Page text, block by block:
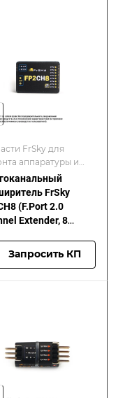
FrSky для
аппаратуры и
FrSKY
FrSky
(F.Port 2.0
Extender, 8
Запросить КП